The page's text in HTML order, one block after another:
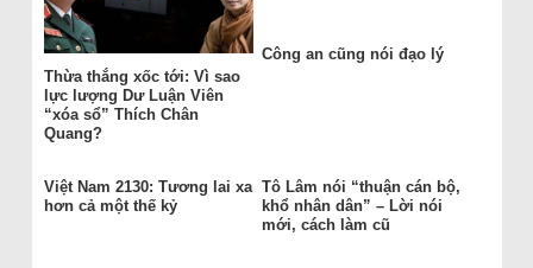
Thừa thắng xốc tới: Vì sao
lực lượng Dư Luận Viên
“xóa sổ” Thích Chân
Quang?
Công an cũng nói đạo lý
Việt Nam 2130: Tương lai xa
hơn cả một thế kỷ
Tô Lâm nói “thuận cán bộ,
khổ nhân dân” – Lời nói
mới, cách làm cũ